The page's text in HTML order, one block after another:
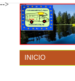
-->